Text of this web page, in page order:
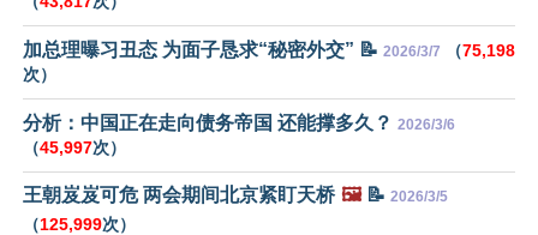
加总理曝习丑态 为面子恳求“秘密外交” 📝 2026/3/7 （75,198
次）
分析：中国正在走向债务帝国 还能撑多久？ 2026/3/6
（45,997次）
王朝岌岌可危 两会期间北京紧盯天桥 🖼️📝 2026/3/5
（125,999次）